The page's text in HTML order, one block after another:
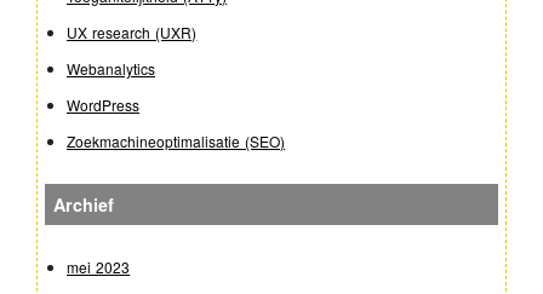
UX research (UXR)
Webanalytics
WordPress
Zoekmachineoptimalisatie (SEO)
Archief
mei 2023